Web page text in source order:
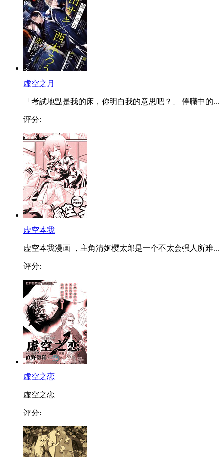
虚空之月
「考試地點是我的床，你明白我的意思吧？」 停職中的...
评分:
虚空本我
虚空本我漫画 ，主角清姬樱太郎是一个不太会强人所难...
评分:
虚空之恋
虚空之恋
评分: